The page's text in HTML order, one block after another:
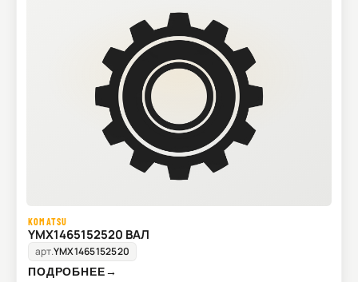
KOMATSU
YMX1465152520 ВАЛ
арт.YMX1465152520
ПОДРОБНЕЕ→